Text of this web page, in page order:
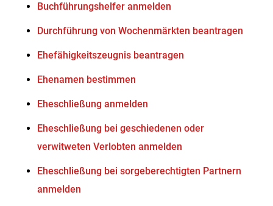
Buchführungshelfer anmelden
Durchführung von Wochenmärkten beantragen
Ehefähigkeitszeugnis beantragen
Ehenamen bestimmen
Eheschließung anmelden
Eheschließung bei geschiedenen oder
verwitweten Verlobten anmelden
Eheschließung bei sorgeberechtigten Partnern
anmelden